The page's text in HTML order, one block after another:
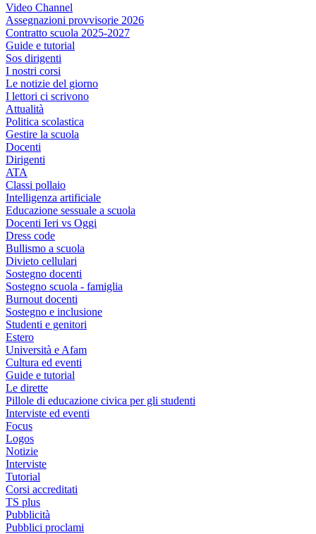
Video Channel
Assegnazioni provvisorie 2026
Contratto scuola 2025-2027
Guide e tutorial
Sos dirigenti
I nostri corsi
Le notizie del giorno
I lettori ci scrivono
Attualità
Politica scolastica
Gestire la scuola
Docenti
Dirigenti
ATA
Classi pollaio
Intelligenza artificiale
Educazione sessuale a scuola
Docenti Ieri vs Oggi
Dress code
Bullismo a scuola
Divieto cellulari
Sostegno docenti
Sostegno scuola - famiglia
Burnout docenti
Sostegno e inclusione
Studenti e genitori
Estero
Università e Afam
Cultura ed eventi
Guide e tutorial
Le dirette
Pillole di educazione civica per gli studenti
Interviste ed eventi
Focus
Logos
Notizie
Interviste
Tutorial
Corsi accreditati
TS plus
Pubblicità
Pubblici proclami